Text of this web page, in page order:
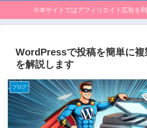
※本サイトではアフィリエイト広告を
WordPressで投稿を簡単に複
を解説します
ブログ